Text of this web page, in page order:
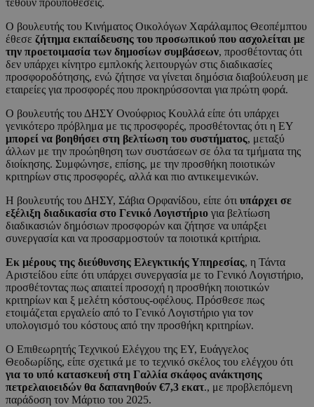
τεθούν προϋποθέσεις.
Ο βουλευτής του Κινήματος Οικολόγων Χαράλαμπος Θεοπέμπτου
έθεσε ζήτημα εκπαίδευσης του προσωπικού που ασχολείται με
την προετοιμασία των δημοσίων συμβάσεων, προσθέτοντας ότι
δεν υπάρχει κίνητρο εμπλοκής λειτουργών στις διαδικασίες
προσφοροδότησης, ενώ ζήτησε να γίνεται δημόσια διαβούλευση με
εταιρείες για προσφορές που προκηρύσσονται για πρώτη φορά.
Ο βουλευτής του ΔΗΣΥ Ονούφριος Κουλλά είπε ότι υπάρχει
γενικότερο πρόβλημα με τις προσφορές, προσθέτοντας ότι η ΕΥ
μπορεί να βοηθήσει στη βελτίωση του συστήματος, μεταξύ
άλλων με την προώηθηση των συστάσεων σε όλα τα τμήματα της
διοίκησης. Συμφώνησε, επίσης, με την προσθήκη ποιοτικών
κριτηρίων στις προσφορές, αλλά και πιο αντικειμενικών.
Η βουλευτής του ΔΗΣΥ, Σάβια Ορφανίδου, είπε ότι υπάρχει σε
εξέλιξη διαδικασία στο Γενικό Λογιστήριο για βελτίωση
διαδικασιών δημόσιων προσφορών και ζήτησε να υπάρξει
συνεργασία και να προσαρμοστούν τα ποιοτικά κριτήρια.
Εκ μέρους της διεύθυνσης Ελεγκτικής Υπηρεσίας, η Τάντα
Αριστείδου είπε ότι υπάρχει συνεργασία με το Γενικό Λογιστήριο,
προσθέτοντας πως απαιτεί προσοχή η προσθήκη ποιοτικών
κριτηρίων και ξ μελέτη κόστους-οφέλους. Πρόσθεσε πως
ετοιμάζεται εργαλείο από το Γενικό Λογιστήριο για τον
υπολογισμό του κόστους από την προσθήκη κριτηρίων.
Ο Επιθεωρητής Τεχνικού Ελέγχου της ΕΥ, Ευάγγελος
Θεοδωρίδης, είπε σχετικά με το τεχνικό σκέλος του ελέγχου ότι
για το υπό κατασκευή στη Γαλλία σκάφος ανάκτησης
πετρελαιοειδών θα δαπανηθούν €7,3 εκατ., με προβλεπόμενη
παράδοση τον Μάρτιο του 2025.